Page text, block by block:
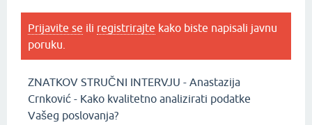
Prijavite se ili registrirajte kako biste napisali javnu
poruku.
ZNATKOV STRUČNI INTERVJU - Anastazija
Crnković - Kako kvalitetno analizirati podatke
Vašeg poslovanja?